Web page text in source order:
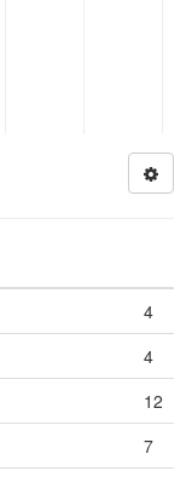
4
4
12
7